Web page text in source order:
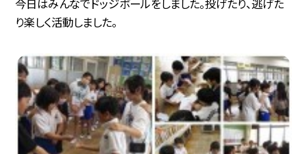
今日はみんなでドッジボールをしました。投げたり、逃げた
り楽しく活動しました。